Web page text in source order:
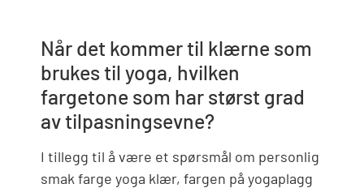
Når det kommer til klærne som
brukes til yoga, hvilken
fargetone som har størst grad
av tilpasningsevne?
I tillegg til å være et spørsmål om personlig
smak farge yoga klær, fargen på yogaplagg